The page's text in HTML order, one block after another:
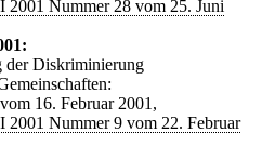
2001 Nummer 28 vom 25. Juni
der Diskriminierung
16. Februar 2001,
2001 Nummer 9 vom 22. Februar